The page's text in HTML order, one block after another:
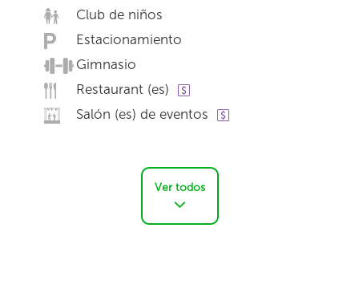
Club de niños
Estacionamiento
Gimnasio
Restaurant (es)
Salón (es) de eventos
Ver todos